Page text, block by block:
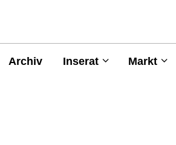
Archiv Inserat Markt